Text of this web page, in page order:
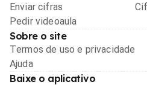
Enviar cifras
Pedir videoaula
Sobre o site
Termos de uso e privacidade
Ajuda
Baixe o aplicativo